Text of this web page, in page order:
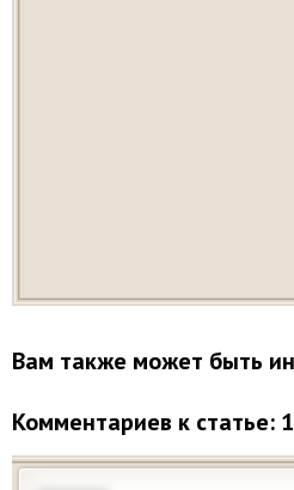
Вам также может быть
Комментариев к статье: